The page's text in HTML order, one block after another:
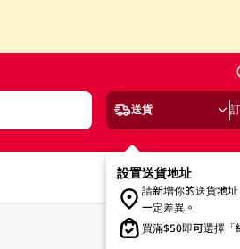
送貨
設置送貨地址
請新增你的送貨地
一定差異。
買滿$50即可選擇「